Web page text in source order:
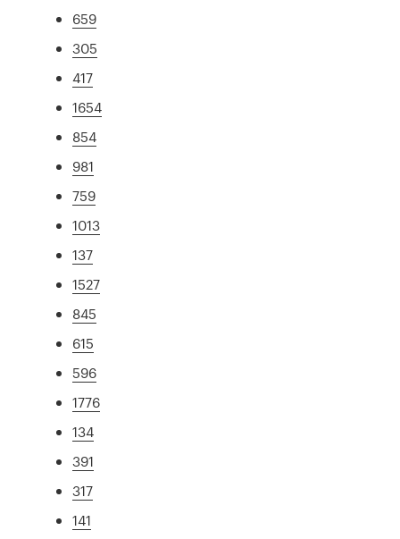
659
305
417
1654
854
981
759
1013
137
1527
845
615
596
1776
134
391
317
141